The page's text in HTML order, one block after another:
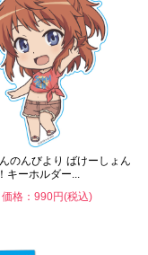
のんびより ばけーしょん
キーホルダー...
価格：990円(税込)